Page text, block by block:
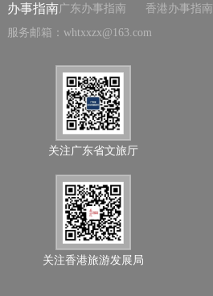
办事指南广东办事指南 香港办事指南
服务邮箱：whtxxzx@163.com
关注广东省文旅厅
关注香港旅游发展局